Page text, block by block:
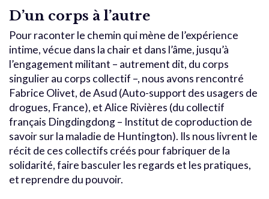
D’un corps à l’autre
Pour raconter le chemin qui mène de l’expérience
intime, vécue dans la chair et dans l’âme, jusqu’à
l’engagement militant – autrement dit, du corps
singulier au corps collectif –, nous avons rencontré
Fabrice Olivet, de Asud (Auto-support des usagers de
drogues, France), et Alice Rivières (du collectif
français Dingdingdong – Institut de coproduction de
savoir sur la maladie de Huntington). Ils nous livrent le
récit de ces collectifs créés pour fabriquer de la
solidarité, faire basculer les regards et les pratiques,
et reprendre du pouvoir.